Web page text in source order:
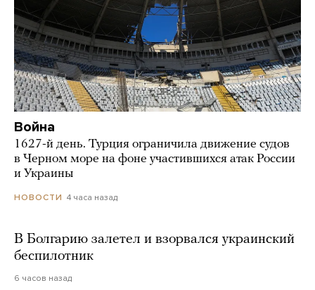
Война
1627-й день. Турция ограничила движение судов
в Черном море на фоне участившихся атак России
и Украины
НОВОСТИ 4 часа назад
В Болгарию залетел и взорвался украинский
беспилотник
6 часов назад